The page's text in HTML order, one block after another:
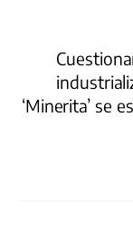
‘Minerita’ se